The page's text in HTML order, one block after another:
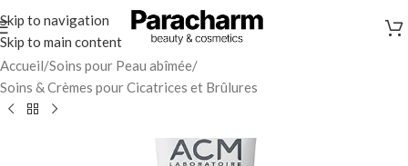
Skip to navigation
Skip to main content
Accueil/Soins pour Peau abîmée/
Soins & Crèmes pour Cicatrices et Brûlures